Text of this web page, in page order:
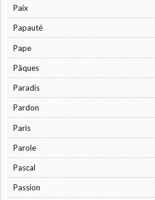
Paix
Papauté
Pape
Pâques
Paradis
Pardon
Paris
Parole
Pascal
Passion